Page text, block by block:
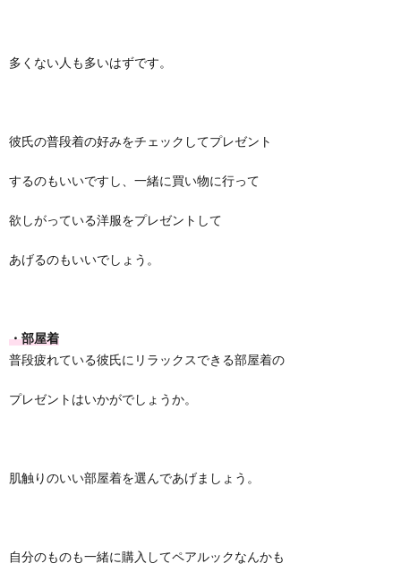
多くない人も多いはずです。
彼氏の普段着の好みをチェックしてプレゼント
するのもいいですし、一緒に買い物に行って
欲しがっている洋服をプレゼントして
あげるのもいいでしょう。
・部屋着
普段疲れている彼氏にリラックスできる部屋着の
プレゼントはいかがでしょうか。
肌触りのいい部屋着を選んであげましょう。
自分のものも一緒に購入してペアルックなんかも